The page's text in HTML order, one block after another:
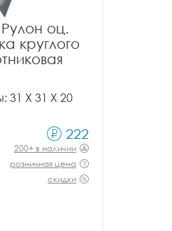
оц.
круглого
X 31 X 20
222
200+ в наличии
розничная цена
скидки